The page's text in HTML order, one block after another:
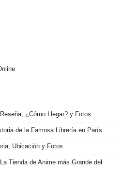
¿Cómo Llegar? y Fotos
de la Famosa Librería en París
Ubicación y Fotos
Tienda de Anime más Grande del